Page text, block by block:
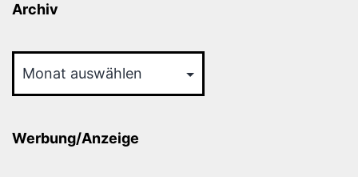
Archiv
Werbung/Anzeige